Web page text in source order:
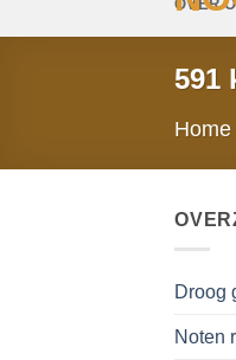
OVER
591
Home
Droog
Noten